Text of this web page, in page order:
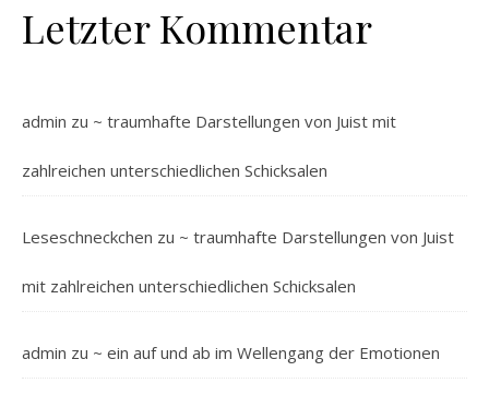
Letzter Kommentar
admin zu ~ traumhafte Darstellungen von Juist mit
zahlreichen unterschiedlichen Schicksalen
Leseschneckchen zu ~ traumhafte Darstellungen von Juist
mit zahlreichen unterschiedlichen Schicksalen
admin zu ~ ein auf und ab im Wellengang der Emotionen